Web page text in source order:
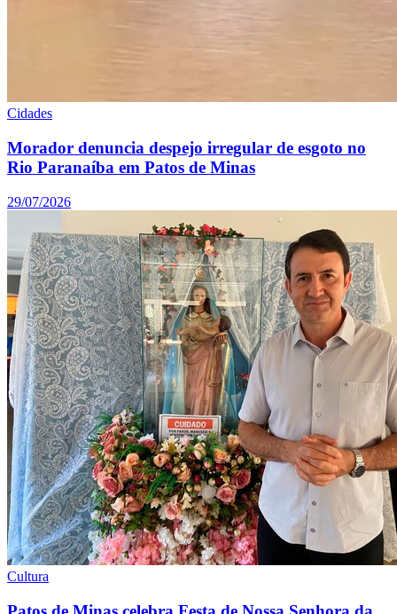
Cidades
Morador denuncia despejo irregular de esgoto no
Rio Paranaíba em Patos de Minas
29/07/2026
Cultura